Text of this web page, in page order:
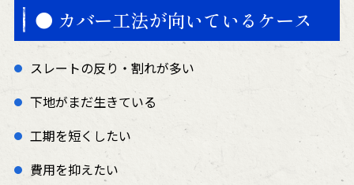
● カバー工法が向いているケース
スレートの反り・割れが多い
下地がまだ生きている
工期を短くしたい
費用を抑えたい